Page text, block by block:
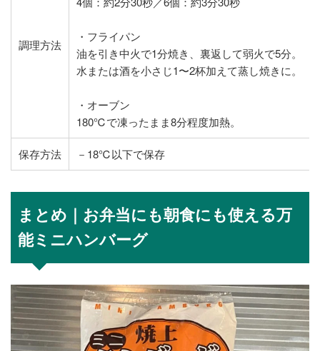
調理方法
・フライパン
油を引き中火で1分焼き、裏返して弱火で5分。
水または酒を小さじ1〜2杯加えて蒸し焼きに。
・オーブン
180℃で凍ったまま8分程度加熱。
保存方法 －18℃以下で保存
まとめ｜お弁当にも朝食にも使える万
能ミニハンバーグ